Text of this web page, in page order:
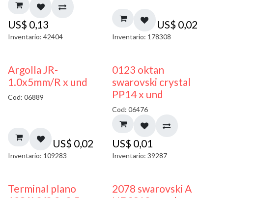
US$ 0,13
Inventario: 42404
US$ 0,02
Inventario: 178308
Argolla JR-
1.0x5mm/R x und
Cod: 06889
US$ 0,02
Inventario: 109283
0123 oktan
swarovski crystal
PP14 x und
Cod: 06476
US$ 0,01
Inventario: 39287
Terminal plano
2078 swarovski A